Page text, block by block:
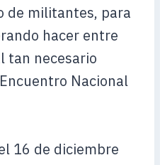
de militantes, para
hacer entre
tan necesario
Nacional
16 de diciembre